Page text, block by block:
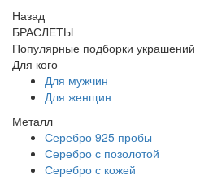
Назад
БРАСЛЕТЫ
Популярные подборки украшений
Для кого
Для мужчин
Для женщин
Металл
Серебро 925 пробы
Серебро с позолотой
Серебро с кожей